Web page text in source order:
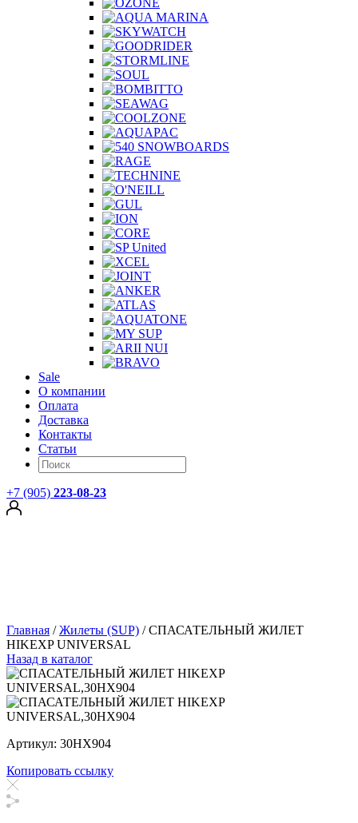
Sale
О компании
Оплата
Доставка
Контакты
Статьи
+7 (905) 223-08-23
Главная /Жилеты (SUP) /СПАСАТЕЛЬНЫЙ ЖИЛЕТ
HIKEXP UNIVERSAL
Назад в каталог
Артикул: 30HX904
Копировать ссылку